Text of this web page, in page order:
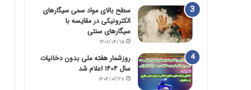
سطح بالای مواد سمی سیگارهای
الکترونیکی در مقایسه با
سیگارهای سنتی
۱۴۰۱/۰۴/۱۵
روزشمار هفته ملی بدون دخانیات
سال ۱۴۰۴ اعلام شد
۱۴۰۴/۰۲/۲۸